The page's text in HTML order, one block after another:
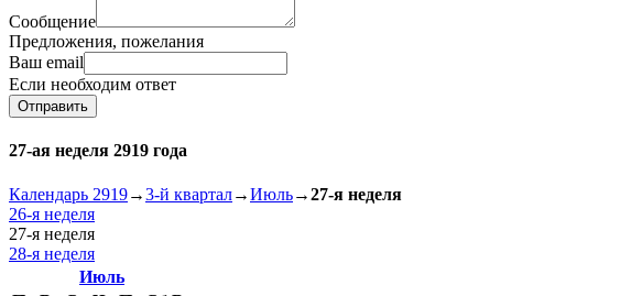
Сообщение
Предложения, пожелания
Ваш email
Если необходим ответ
Отправить
27-ая неделя 2919 года
Календарь 2919→3-й квартал→Июль→27-я неделя
26-я неделя
27-я неделя
28-я неделя
Июль